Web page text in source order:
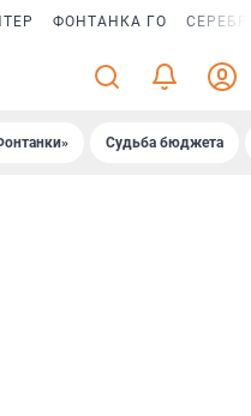
ФОНТАНКА ГО
Судьба бюджета